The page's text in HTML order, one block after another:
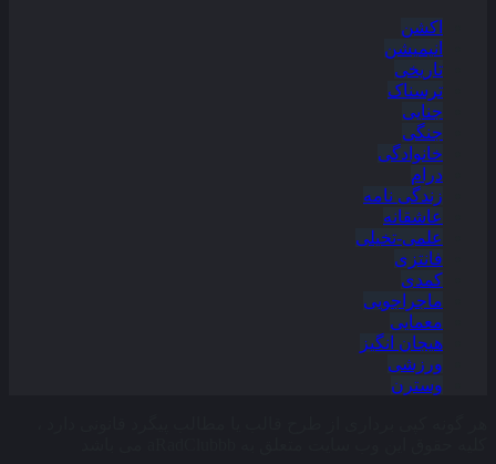
اکشن
انیمیشن
تاریخی
ترسناک
جنایی
جنگی
خانوادگی
درام
زندگی نامه
عاشقانه
علمی-تخیلی
فانتزی
کمدی
ماجراجویی
معمایی
هیجان انگیز
ورزشی
وسترن